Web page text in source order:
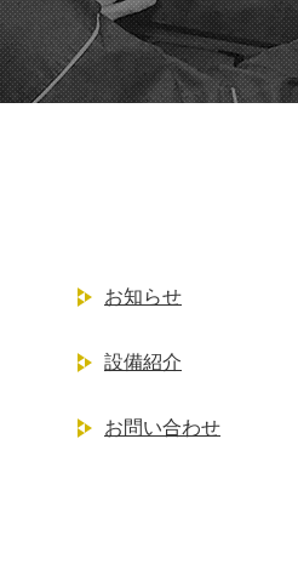
お知らせ
設備紹介
お問い合わせ